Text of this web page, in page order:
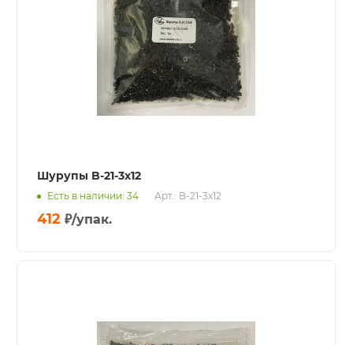
Шурупы B-21-3x12
Есть в наличии: 34 Арт.: B-21-3x12
412 ₽/упак.